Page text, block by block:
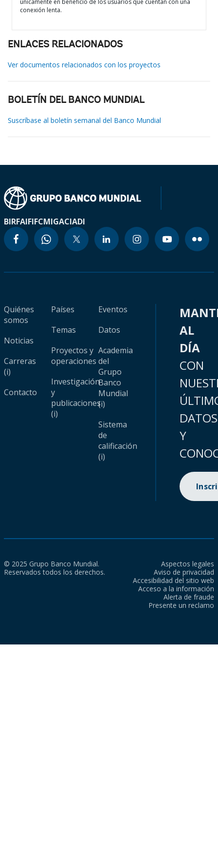
únicamente en beneficio de los usuarios que cuentan con una
conexión lenta.
ENLACES RELACIONADOS
Ver documentos relacionados con los proyectos
BOLETÍN DEL BANCO MUNDIAL
Suscríbase al boletín semanal del Banco Mundial
BIRFAIFIFCMIGACIADI
Quiénes
somos
Noticias
Carreras
(i)
Contacto
Países
Temas
Proyectos y
operaciones
Investigación
y
publicaciones
(i)
Eventos
Datos
Academia
del
Grupo
Banco
Mundial
(i)
Sistema
de
calificación
(i)
AL
DÍA
CON
DATOS
Y
© 2025 Grupo Banco Mundial.
Reservados todos los derechos.
Aspectos legales
Aviso de privacidad
Accesibilidad del sitio web
Acceso a la información
Alerta de fraude
Presente un reclamo